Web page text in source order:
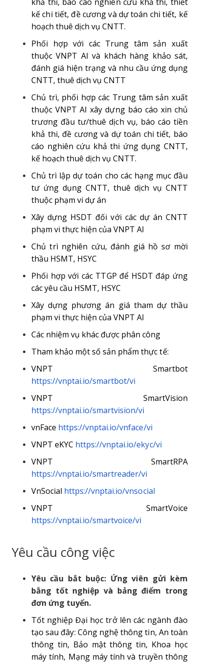
kế chi tiết, đề cương và dự toán chi tiết, kế
hoạch thuê dịch vụ CNTT.
Phối hợp với các Trung tâm sản xuất
thuộc VNPT AI và khách hàng khảo sát,
đánh giá hiện trạng và nhu cầu ứng dụng
CNTT, thuê dịch vụ CNTT
Chủ trì, phối hợp các Trung tâm sản xuất
thuộc VNPT AI xây dựng báo cáo xin chủ
trương đầu tư/thuê dịch vụ, báo cáo tiền
khả thi, đề cương và dự toán chi tiết, báo
cáo nghiên cứu khả thi ứng dụng CNTT,
kế hoạch thuê dịch vụ CNTT.
Chủ trì lập dự toán cho các hạng mục đầu
tư ứng dụng CNTT, thuê dịch vụ CNTT
thuộc phạm vi dự án
Xây dựng HSDT đối với các dự án CNTT
phạm vi thực hiện của VNPT AI
Chủ trì nghiên cứu, đánh giá hồ sơ mời
thầu HSMT, HSYC
Phối hợp với các TTGP để HSDT đáp ứng
các yêu cầu HSMT, HSYC
Xây dựng phương án giá tham dự thầu
phạm vi thực hiện của VNPT AI
Các nhiệm vụ khác được phân công
Tham khảo một số sản phẩm thực tế:
VNPT Smartbot
https://vnptai.io/smartbot/vi
VNPT SmartVision
https://vnptai.io/smartvision/vi
vnFace https://vnptai.io/vnface/vi
VNPT eKYC https://vnptai.io/ekyc/vi
VNPT SmartRPA
https://vnptai.io/smartreader/vi
VnSocial https://vnptai.io/vnsocial
VNPT SmartVoice
https://vnptai.io/smartvoice/vi
Yêu cầu công việc
Yêu cầu bắt buộc: Ứng viên gửi kèm
bằng tốt nghiệp và bảng điểm trong
đơn ứng tuyển.
Tốt nghiệp Đại học trở lên các ngành đào
tạo sau đây: Công nghệ thông tin, An toàn
thông tin, Bảo mật thông tin, Khoa học
máy tính, Mạng máy tính và truyền thông